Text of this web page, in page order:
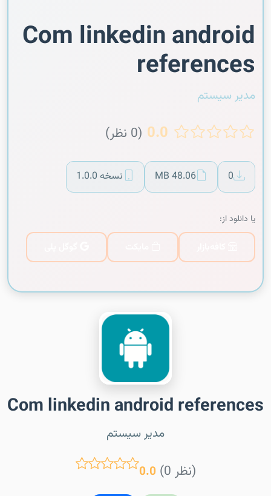
Com linkedin android
references
مدیر سیستم
0.0 (0 نظر)
0
48.06 MB نسخه 1.0.0
یا دانلود از:
Com linkedin android references
مدیر سیستم
0.0 (0 نظر)